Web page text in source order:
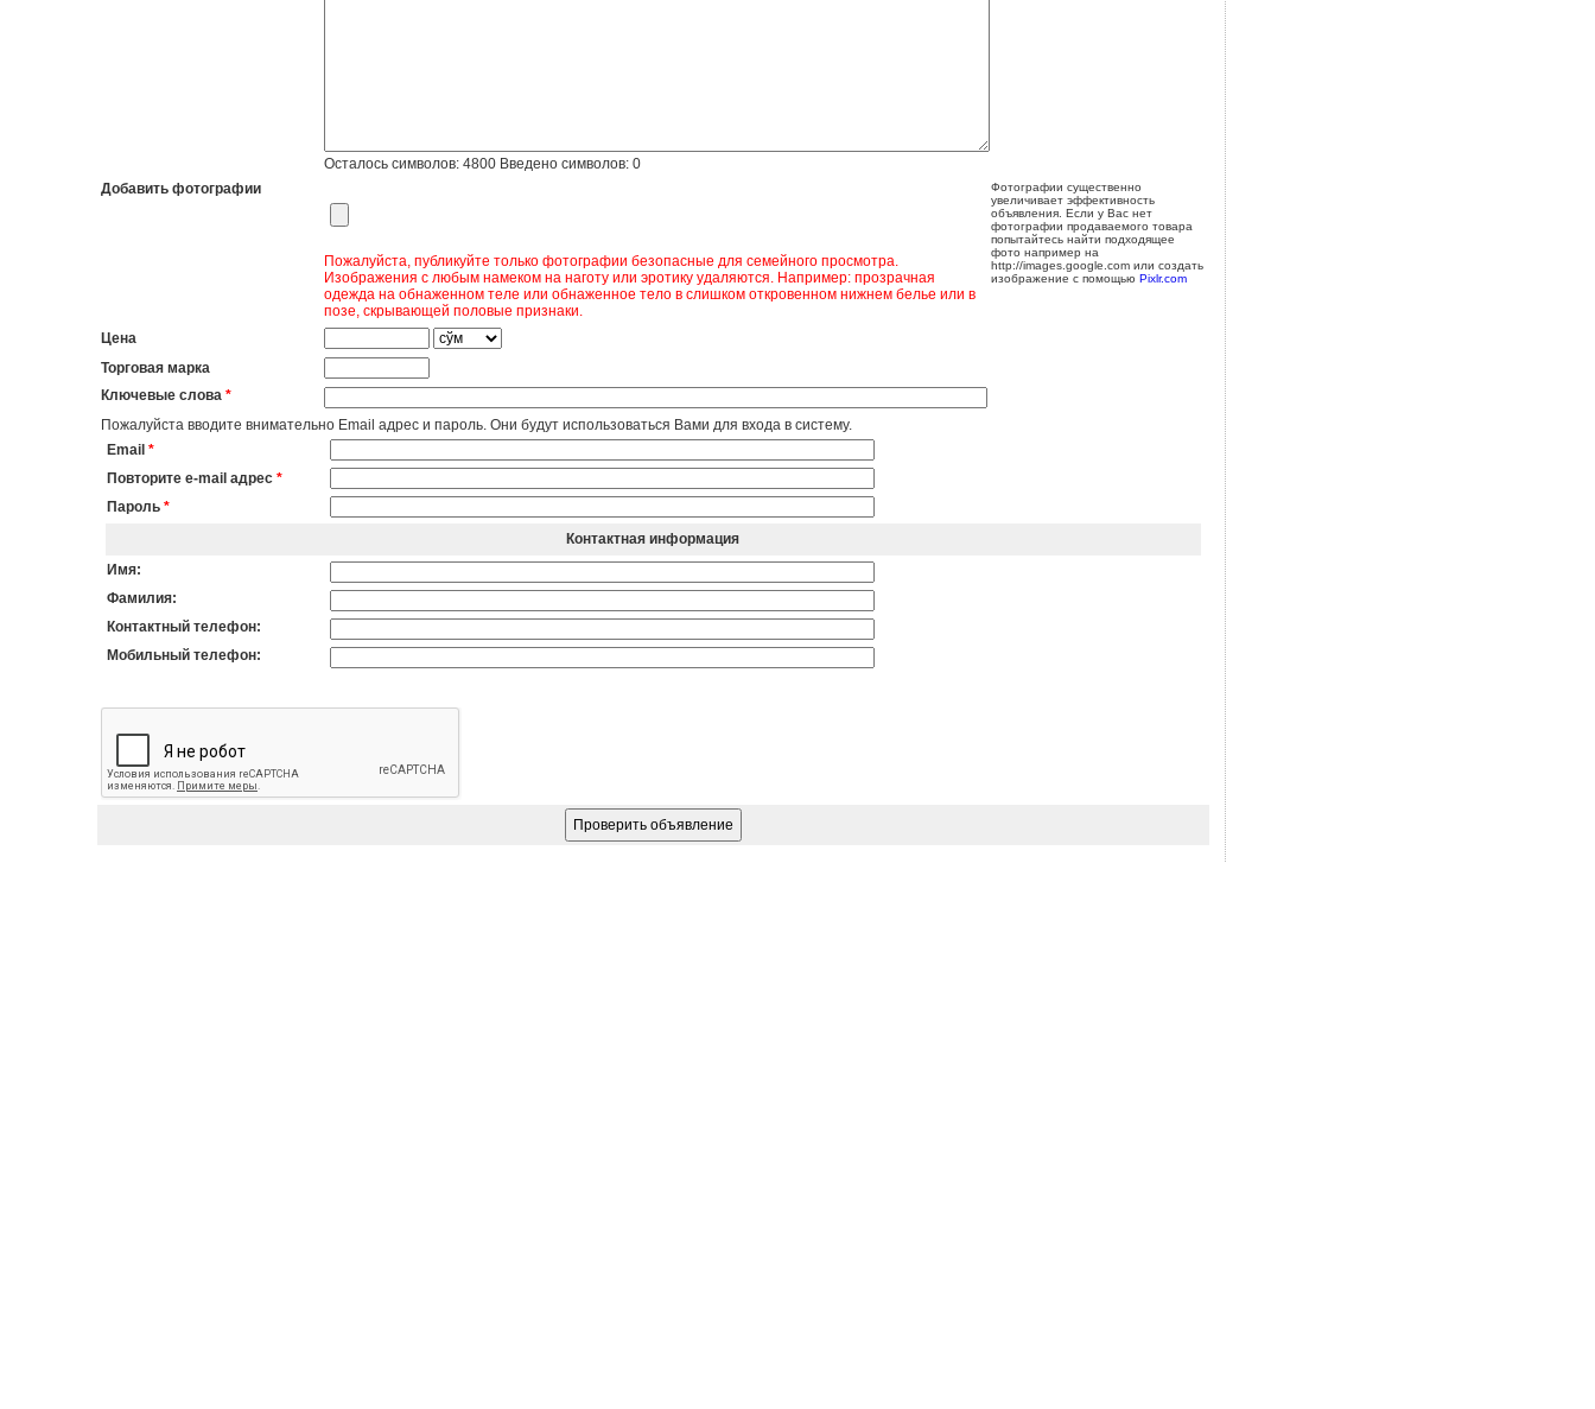
Осталось символов: 4800Введено символов: 0
Добавить фотографии
Пожалуйста, публикуйте только фотографии безопасные для семейного просмотра.
Изображения с любым намеком на наготу или эротику удаляются. Например: прозрачная
одежда на обнаженном теле или обнаженное тело в слишком откровенном нижнем белье или в
позе, скрывающей половые признаки.
Фотографии существенно
увеличивает эффективность
объявления. Если у Вас нет
фотографии продаваемого товара
попытайтесь найти подходящее
фото например на
http://images.google.com или создать
изображение с помощью Pixlr.com
Цена
Торговая марка
Ключевые слова *
Пожалуйста вводите внимательно Email адрес и пароль. Они будут использоваться Вами для входа в систему.
Email *
Повторите e-mail адрес *
Пароль *
Контактная информация
Имя:
Фамилия:
Контактный телефон:
Мобильный телефон: